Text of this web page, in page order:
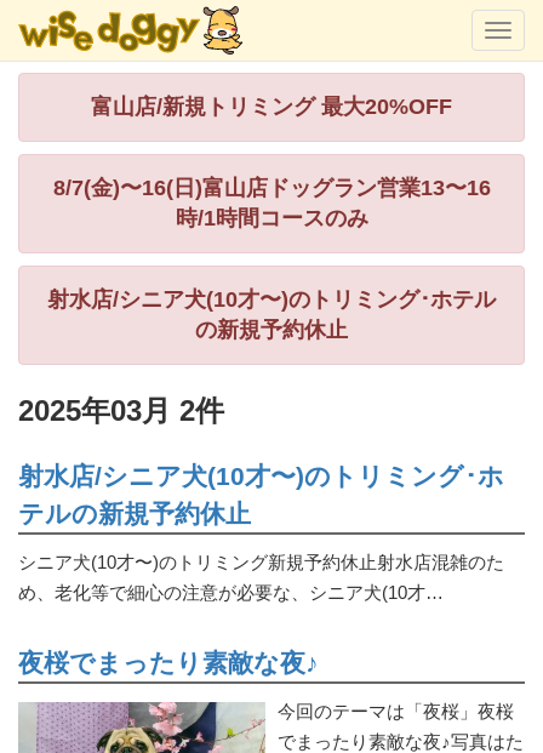
富山店/新規トリミング 最大20%OFF
8/7(金)〜16(日)富山店ドッグラン営業13〜16
時/1時間コースのみ
射水店/シニア犬(10才〜)のトリミング･ホテル
の新規予約休止
2025年03月 2件
射水店/シニア犬(10才〜)のトリミング･ホ
テルの新規予約休止
シニア犬(10才〜)のトリミング新規予約休止射水店混雑のた
め、老化等で細心の注意が必要な、シニア犬(10才…
夜桜でまったり素敵な夜♪
今回のテーマは「夜桜」夜桜
でまったり素敵な夜♪写真はた